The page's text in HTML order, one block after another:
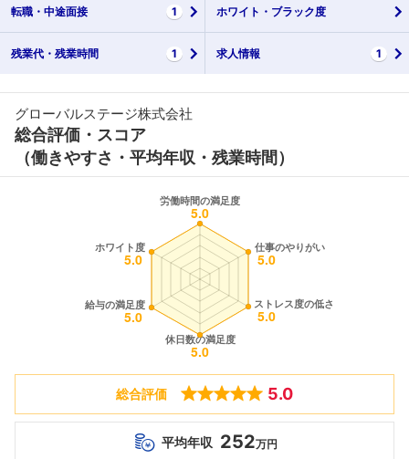
転職・ 中途面接 1 ホワイト・ ブラック度
残業代・ 残業時間 1 求人情報 1
グローバルステージ株式会社
総合評価・スコア
（働きやすさ・平均年収・残業時間）
総合評価 5.0
平均年収 252万円